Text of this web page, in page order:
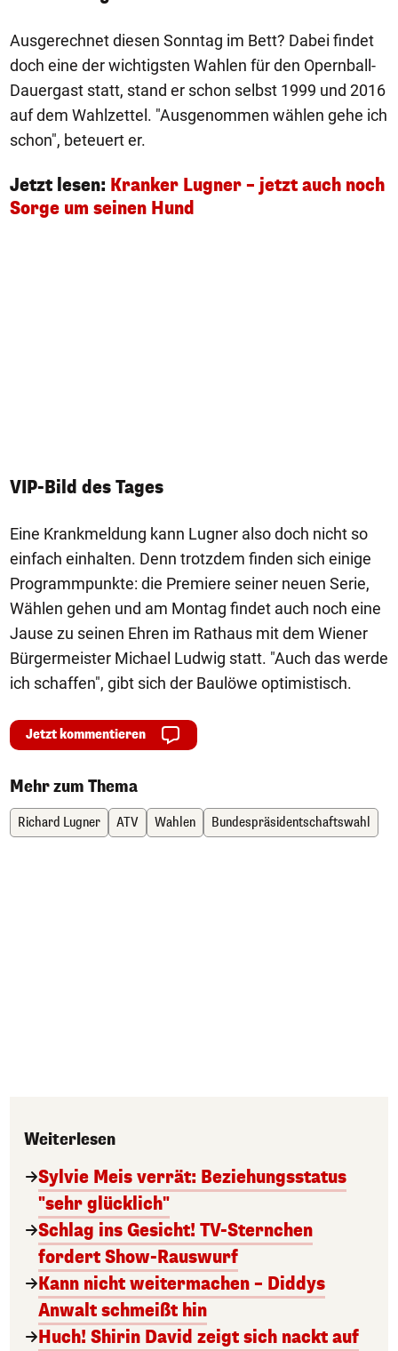
Ausgerechnet diesen Sonntag im Bett? Dabei findet
doch eine der wichtigsten Wahlen für den Opernball-
Dauergast statt, stand er schon selbst 1999 und 2016
auf dem Wahlzettel. "Ausgenommen wählen gehe ich
schon", beteuert er.
Jetzt lesen: Kranker Lugner – jetzt auch noch
Sorge um seinen Hund
VIP-Bild des Tages
Eine Krankmeldung kann Lugner also doch nicht so
einfach einhalten. Denn trotzdem finden sich einige
Programmpunkte: die Premiere seiner neuen Serie,
Wählen gehen und am Montag findet auch noch eine
Jause zu seinen Ehren im Rathaus mit dem Wiener
Bürgermeister Michael Ludwig statt. "Auch das werde
ich schaffen", gibt sich der Baulöwe optimistisch.
Jetzt kommentieren
Mehr zum Thema
Richard Lugner ATV Wahlen Bundespräsidentschaftswahl
Weiterlesen
Sylvie Meis verrät: Beziehungsstatus
"sehr glücklich"
Schlag ins Gesicht! TV-Sternchen
fordert Show-Rauswurf
Kann nicht weitermachen – Diddys
Anwalt schmeißt hin
Huch! Shirin David zeigt sich nackt auf